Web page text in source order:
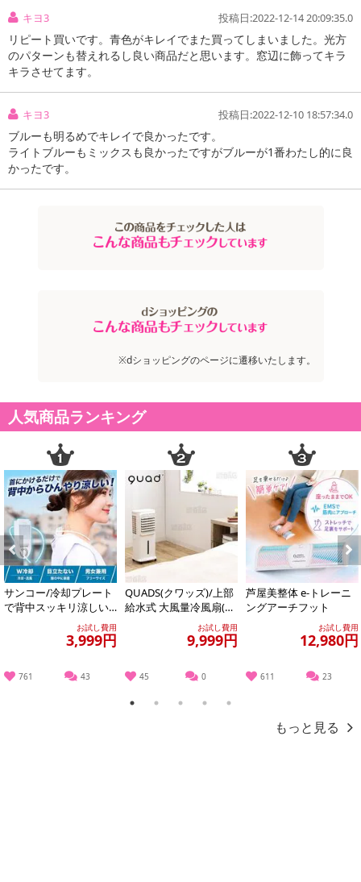
キヨ3 投稿日:2022-12-14 20:09:35.0
リピート買いです。青色がキレイでまた買ってしまいました。光方
のパターンも替えれるし良い商品だと思います。窓辺に飾ってキラ
キラさせてます。
キヨ3 投稿日:2022-12-10 18:57:34.0
ブルーも明るめでキレイで良かったです。
ライトブルーもミックスも良かったですがブルーが1番わたし的に良
かったです。
※dショッピングのページに遷移いたします。
人気商品ランキング
Previous
サンコー/冷却プレート
で背中スッキリ涼しい
「セナクール」 (冷却プ
レート&送風の...
お試し費用
3,999円
761 43
QUADS(クワッズ)/上部
給水式 大風量冷風扇(リ
モコン/保冷材/キャスタ
お試し費用
9,999円
45 0
芦屋美整体 e-トレーニ
ングアーチフット
お試し費用
12,980円
611 23
Next
1 2 3 4 5
もっと見る